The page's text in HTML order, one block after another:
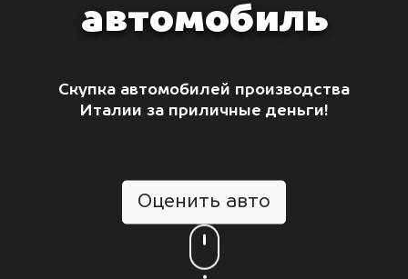
автомобиль
Скупка автомобилей производства
Италии за приличные деньги!
Оценить авто